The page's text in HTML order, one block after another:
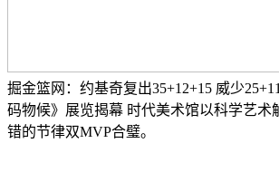
掘金篮网：约基奇复出35+12+15 威少
码物候》展览揭幕 时代美术馆以科学艺术
错的节律双MVP合璧。